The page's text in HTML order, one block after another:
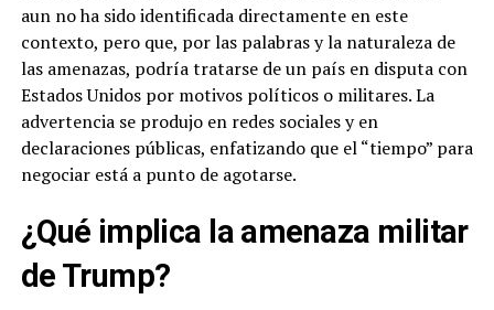
aun no ha sido identificada directamente en este
contexto, pero que, por las palabras y la naturaleza de
las amenazas, podría tratarse de un país en disputa con
Estados Unidos por motivos políticos o militares. La
advertencia se produjo en redes sociales y en
declaraciones públicas, enfatizando que el “tiempo” para
negociar está a punto de agotarse.
¿Qué implica la amenaza militar
de Trump?